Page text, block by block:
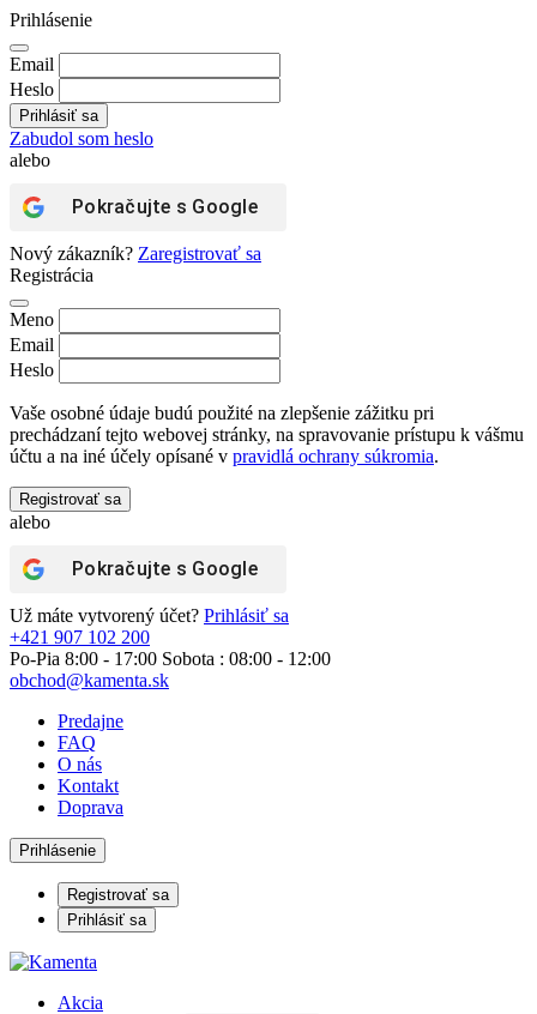
Prihlásenie
Email
Heslo
Zabudol som heslo
alebo
Pokračujte s Google
Nový zákazník? Zaregistrovať sa
Registrácia
Meno
Email
Heslo
Vaše osobné údaje budú použité na zlepšenie zážitku pri
prechádzaní tejto webovej stránky, na spravovanie prístupu k vášmu
účtu a na iné účely opísané v pravidlá ochrany súkromia.
Registrovať sa
alebo
Pokračujte s Google
Už máte vytvorený účet? Prihlásiť sa
+421 907 102 200
Po-Pia 8:00 - 17:00 Sobota : 08:00 - 12:00
obchod@kamenta.sk
Predajne
FAQ
O nás
Kontakt
Doprava
Prihlásenie
Registrovať sa
Prihlásiť sa
Akcia